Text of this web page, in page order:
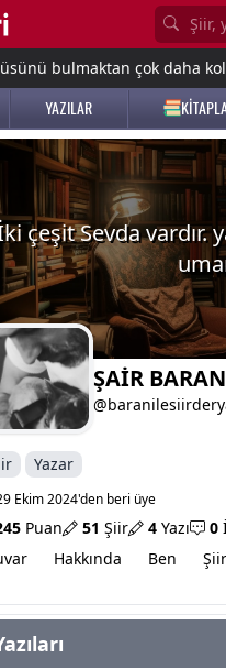
bulmaktan çok daha
YAZILAR
çeşit Sevda vardır.
ŞAİR BARAN
Yazar
Ekim 2024'den beri üye
Puan 51 Şiir 4 Yazı 0
Hakkında Ben